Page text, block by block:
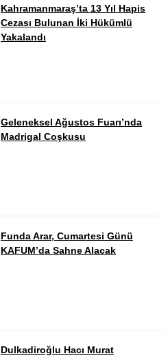
Kahramanmaraş’ta 13 Yıl Hapis
Cezası Bulunan İki Hükümlü
Yakalandı
Geleneksel Ağustos Fuarı’nda
Madrigal Coşkusu
Funda Arar, Cumartesi Günü
KAFUM’da Sahne Alacak
Dulkadiroğlu Hacı Murat